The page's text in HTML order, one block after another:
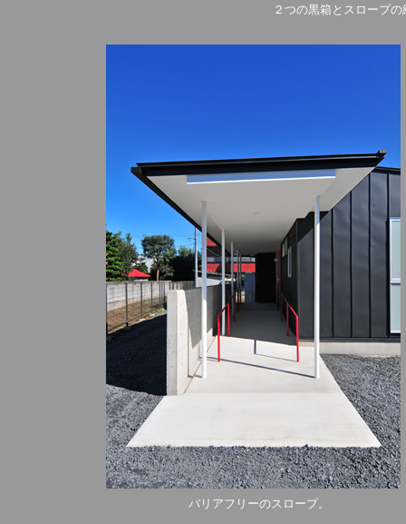
２つの黒箱とスロープ
バリアフリーのスロープ。